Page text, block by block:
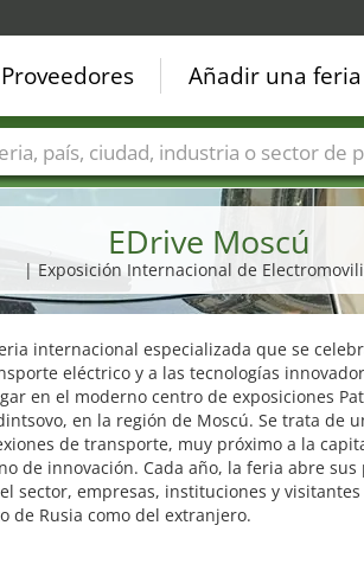
EDrive Moscú
| Exposición Internacional de
internacional especializada que se
eléctrico y a las tecnologías
en el moderno centro de exposiciones
en la región de Moscú. Se trata de
de transporte, muy próximo a la
de innovación. Cada año, la feria abre sus
sector, empresas, instituciones y
de Rusia como del extranjero.
Proveedores Añadir una
Ciudades Sectores de ferias